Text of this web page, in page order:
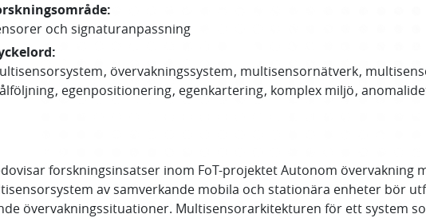
:
och signaturanpassning
:
övervakningssystem multisensornätverk
egenpositionering egenkartering komplex miljö
forskningsinsatser inom FoT-projektet Autonom övervakning
av samverkande mobila och stationära enheter bör
övervakningssituationer. Multisensorarkitekturen för ett system